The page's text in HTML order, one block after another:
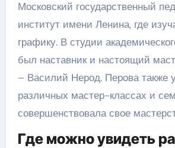
Московский государственный
институт имени Ленина, где
графику. В студии
был наставник и настоящий
– Василий Нерод. Перова также
различных мастер-классах и
совершенствовала свое
Где можно увидеть